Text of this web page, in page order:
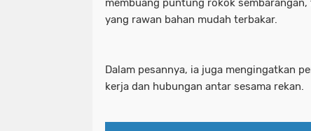
yang rawan bahan mudah terbakar.
Dalam pesannya, ia juga mengingatkan
kerja dan hubungan antar sesama rekan.